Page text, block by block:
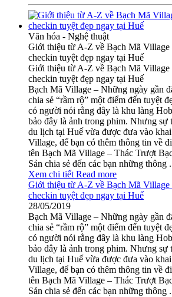
Văn hóa - Nghệ thuật
Giới thiệu từ A-Z về Bạch Mã Village
checkin tuyệt đẹp ngay tại Huế
Giới thiệu từ A-Z về Bạch Mã Village
checkin tuyệt đẹp ngay tại Huế
Bạch Mã Village – Những ngày gần
chia sẻ “rầm rộ” một điểm đến tuyệt
có người nói rằng đây là khu làng
bảo đây là ảnh trong phim. Nhưng sự
du lịch tại Huế vừa được đưa vào
Village, để bạn có thêm thông tin về
tên Bạch Mã Village – Thác Trượt
Sản chia sẻ đến các bạn những thông
Xem chi tiết Read more
Giới thiệu từ A-Z về Bạch Mã Village
checkin tuyệt đẹp ngay tại Huế
28/05/2019
Bạch Mã Village – Những ngày gần
chia sẻ “rầm rộ” một điểm đến tuyệt
có người nói rằng đây là khu làng
bảo đây là ảnh trong phim. Nhưng sự
du lịch tại Huế vừa được đưa vào
Village, để bạn có thêm thông tin về
tên Bạch Mã Village – Thác Trượt
Sản chia sẻ đến các bạn những thông